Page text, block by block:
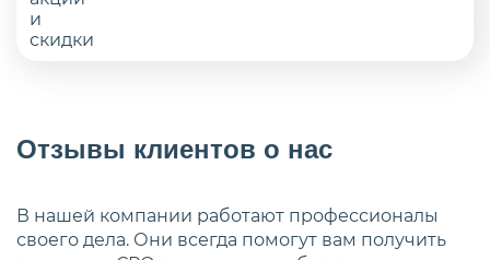
Отзывы клиентов о нас
В нашей компании работают профессионалы
своего дела. Они всегда помогут вам получить